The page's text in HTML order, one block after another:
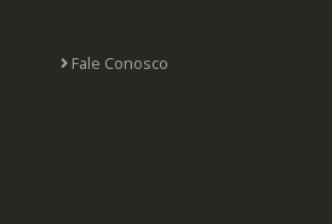
Fale Conosco